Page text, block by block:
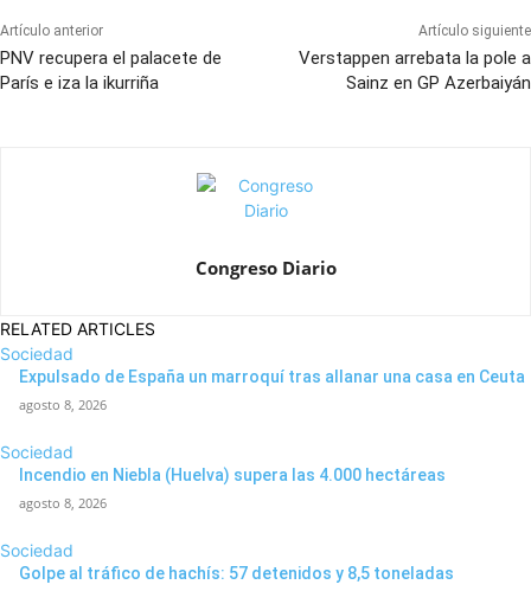
Artículo anterior
PNV recupera el palacete de
París e iza la ikurriña
Artículo siguiente
Verstappen arrebata la pole a
Sainz en GP Azerbaiyán
Congreso Diario
RELATED ARTICLES
Sociedad
Expulsado de España un marroquí tras allanar una casa en Ceuta
agosto 8, 2026
Sociedad
Incendio en Niebla (Huelva) supera las 4.000 hectáreas
agosto 8, 2026
Sociedad
Golpe al tráfico de hachís: 57 detenidos y 8,5 toneladas